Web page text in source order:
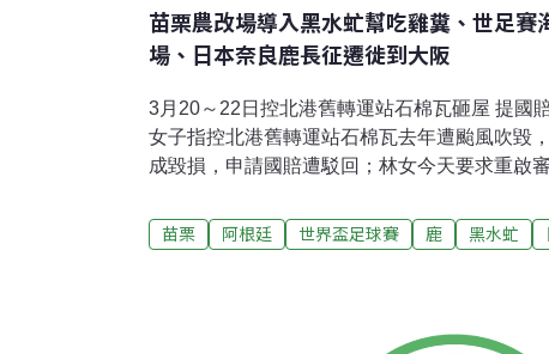
苗栗農改場導入黑水虻幫吃雞糞、世足
場、日本奈良鹿長征遷徙到大阪
3月20～22日控北港舊轉運站石棉瓦砸屋 提國
女子指控北港舊轉運站石棉瓦去年遭颱風吹毀
成毀損，申請國賠遭駁回；林女今天要求重啟
通工務局長汪令堯提供文字稿回應，依國家賠
理疏失、非天然災害且相當因果關係等法定要
苗栗 阿根廷 世界盃足球賽 鹿 黑水虻